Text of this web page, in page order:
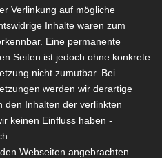
Verlinkung auf mögliche
Inhalte waren zum
Eine permanente
Seiten ist jedoch ohne konkrete
nicht zumutbar. Bei
werden wir derartige
den Inhalten der verlinkten
keinen Einfluss haben -
Webseiten angebrachten